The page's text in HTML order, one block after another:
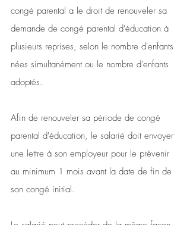
congé parental a le droit de renouveler sa
demande de congé parental d'éducation à
plusieurs reprises, selon le nombre d'enfants
nées simultanément ou le nombre d'enfants
adoptés.
Afin de renouveler sa période de congé
parental d'éducation, le salarié doit envoyer
une lettre à son employeur pour le prévenir
au minimum 1 mois avant la date de fin de
son congé initial.